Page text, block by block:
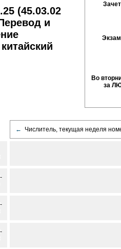
(45.03.02
и
Во
за
← Числитель, текущая неделя